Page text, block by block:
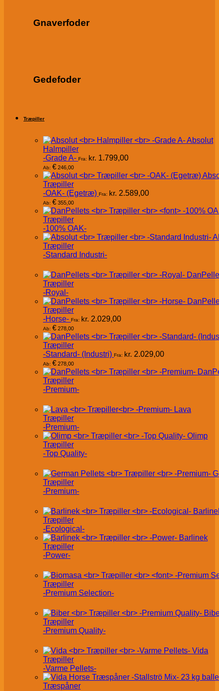
Gnaverfoder
Gedefoder
Træpiller
Absolut
Halmpiller
-Grade A- Fra: kr. 1.799,00
Ab: € 246,00
Træpiller
-OAK- (Egetræ) Fra: kr. 2.589,00
Ab: € 355,00
Træpiller
-100% OAK-
Træpiller
-Standard Industri-
Træpiller
-Royal-
Træpiller
-Horse- Fra: kr. 2.029,00
Ab: € 278,00
Træpiller
-Standard- (Industri) Fra: kr. 2.029,00
Ab: € 278,00
Træpiller
-Premium-
Lava
Træpiller
-Premium-
Olimp
Træpiller
-Top Quality-
Træpiller
-Premium-
Træpiller
-Ecological-
Barlinek
Træpiller
-Power-
Træpiller
-Premium Selection-
Træpiller
-Premium Quality-
Vida
Træpiller
-Varme Pellets-
Træspåner